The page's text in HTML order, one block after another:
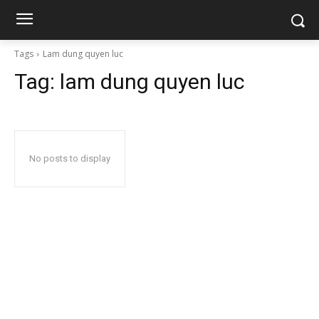
Tags Lam dung quyen luc
Tag: lam dung quyen luc
No posts to display